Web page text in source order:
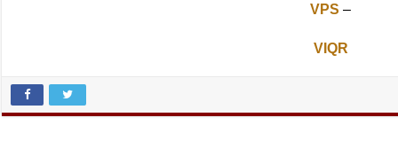
VPS –
VIQR